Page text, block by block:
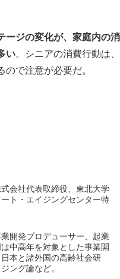
ージの変化が、家庭内の消
い。シニアの消費行動は、
で注意が必要だ。
会社代表取締役、東北大学
ト・エイジングセンター特
開発プロデューサー、起業
中高年を対象とした事業開
本と諸外国の高齢社会研
ング論など。